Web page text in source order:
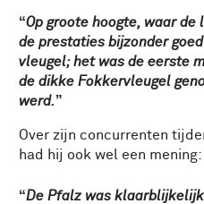
Op groote hoogte, waar de
de prestaties bijzonder
vleugel; het was de eerste
de dikke Fokkervleugel
werd.
Over zijn concurrenten
had hij ook wel een mening:
De Pfalz was